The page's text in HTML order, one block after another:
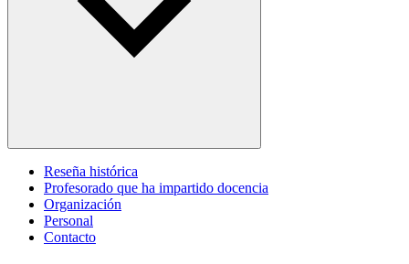
Reseña histórica
Profesorado que ha impartido docencia
Organización
Personal
Contacto